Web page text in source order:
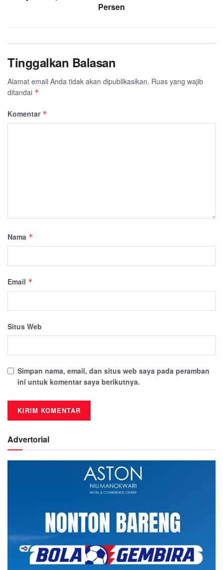
Persen
Tinggalkan Balasan
Alamat email Anda tidak akan dipublikasikan. Ruas yang wajib
ditandai *
Komentar *
Nama *
Email *
Situs Web
Simpan nama, email, dan situs web saya pada peramban
ini untuk komentar saya berikutnya.
Advertorial